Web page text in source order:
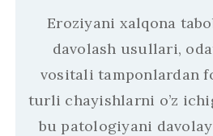
Eroziyani xalqona
davolash usullari,
vositali tamponlardan
turli chayishlarni o’z
bu patologiyani